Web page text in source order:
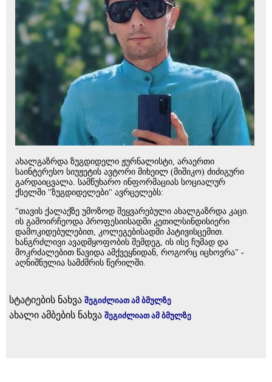
ახალგაზრდა ზუგდიდელი ჟურნალისტი, არაერთი
საინტერესო სიუჟეტის ავტორი მიხეილ (მიშიკო) ძიძიგური
გარდაიცვალა. სამწუხარო ინფორმაციას სოციალურ
ქსელში "ზუგდიდელები" ავრცელებს:
"თავის ქალაქზე უმოზოდ შეყვარებული ახალგაზრდა კაცი.
ის გამოირჩეოდა პროფესიისადმი კეთილსინდისიერი
დამოკიდებულებით, კოლეგებისადმი პატივისცემით.
ხანგრძლივი ავადმყოფობის შემდეგ, ის ისე ჩუმად და
მოკრძალებით წავიდა ამქვეყნიდან, როგორც იცხოვრა" -
აღნიშნულია სამძმრის წერილში.
სტატიების ნახვა შეგიძლიათ ამ ბმულზე
ახალი ამბების ნახვა შეგიძლიათ ამ ბმულზე